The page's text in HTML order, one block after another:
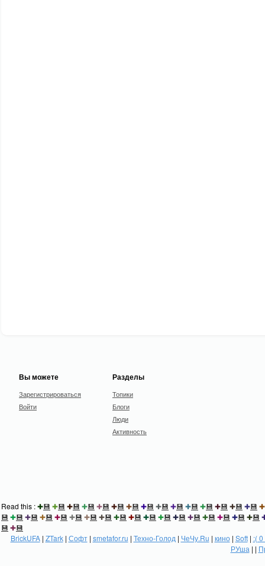
Вы можете
Зарегистрироваться
Войти
Разделы
Топики
Блоги
Люди
Активность
Read this :✚💾 ✚💾 ✚💾 ✚💾 ✚💾 ✚💾 ✚💾 ✚💾 ✚💾 ✚💾 ✚💾 ✚💾 ✚💾 ✚💾 ✚💾 ✚
💾 ✚💾 ✚💾 ✚💾 ✚💾 ✚💾 ✚💾 ✚💾 ✚💾 ✚💾 ✚💾 ✚💾 ✚💾 ✚💾 ✚💾 ✚💾 ✚💾 ✚💾
💾 ✚💾
BrickUFA| ZTark| Софт| smetafor.ru | Техно-Голод | ЧеЧу.Ru | кино| Soft| :(
РУша | |